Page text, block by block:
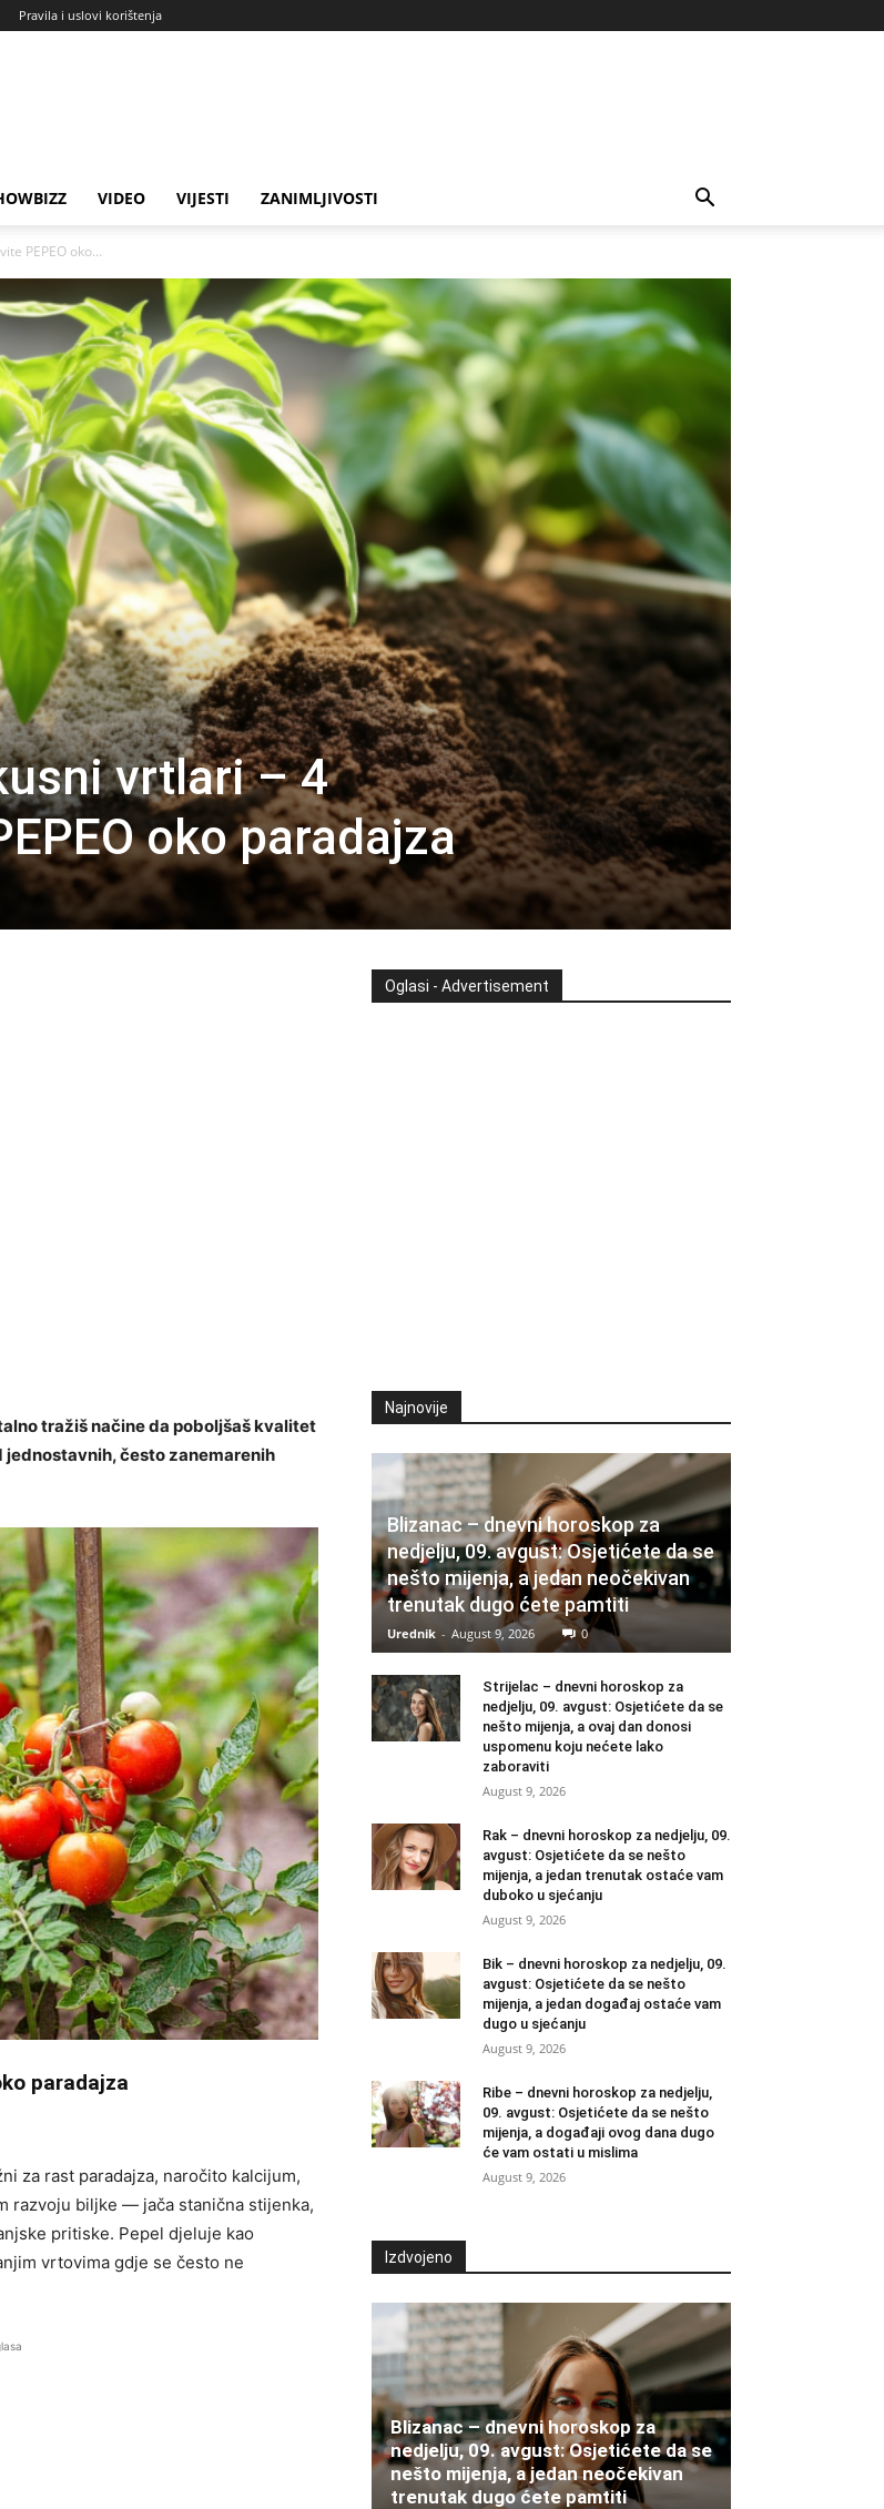
Pravila i uslovi korištenja
VIDEO VIJESTI ZANIMLJIVOSTI
PEPEO oko...
vrtlari – 4
oko paradajza
tražiš načine da poboljšaš kvalitet
jednostavnih, često zanemarenih
paradajza
za rast paradajza, naročito kalcijum,
razvoju biljke — jača stanična stijenka,
pritiske. Pepel djeluje kao
vrtovima gdje se često ne
Oglasi - Advertisement
Najnovije
Blizanac – dnevni horoskop za
nedjelju, 09. avgust: Osjetićete da se
nešto mijenja, a jedan neočekivan
trenutak dugo ćete pamtiti
Urednik - August 9, 2026 0
Strijelac – dnevni horoskop za
nedjelju, 09. avgust: Osjetićete da se
nešto mijenja, a ovaj dan donosi
uspomenu koju nećete lako
zaboraviti
August 9, 2026
Rak – dnevni horoskop za nedjelju, 09.
avgust: Osjetićete da se nešto
mijenja, a jedan trenutak ostaće vam
duboko u sjećanju
August 9, 2026
Bik – dnevni horoskop za nedjelju, 09.
avgust: Osjetićete da se nešto
mijenja, a jedan događaj ostaće vam
dugo u sjećanju
August 9, 2026
Ribe – dnevni horoskop za nedjelju,
09. avgust: Osjetićete da se nešto
mijenja, a događaji ovog dana dugo
će vam ostati u mislima
August 9, 2026
Izdvojeno
Blizanac – dnevni horoskop za
nedjelju, 09. avgust: Osjetićete da se
nešto mijenja, a jedan neočekivan
trenutak dugo ćete pamtiti